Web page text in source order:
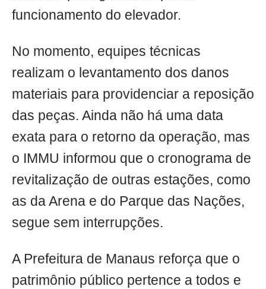
funcionamento do elevador.
No momento, equipes técnicas
realizam o levantamento dos danos
materiais para providenciar a reposição
das peças. Ainda não há uma data
exata para o retorno da operação, mas
o IMMU informou que o cronograma de
revitalização de outras estações, como
as da Arena e do Parque das Nações,
segue sem interrupções.
A Prefeitura de Manaus reforça que o
patrimônio público pertence a todos e